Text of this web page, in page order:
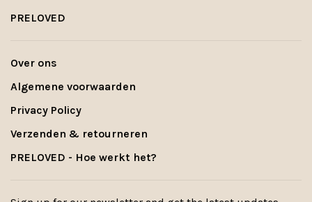
PRELOVED
Over ons
Algemene voorwaarden
Privacy Policy
Verzenden & retourneren
PRELOVED - Hoe werkt het?